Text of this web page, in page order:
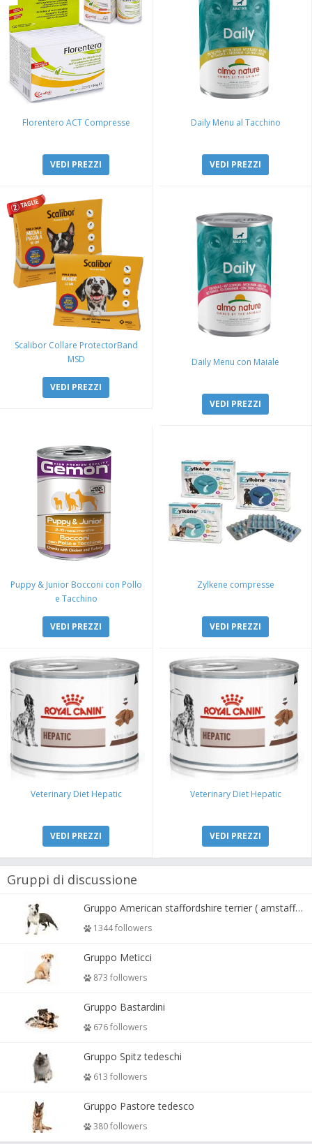
Florentero ACT Compresse
VEDI PREZZI
Daily Menu al Tacchino
VEDI PREZZI
Scalibor Collare ProtectorBand
MSD
VEDI PREZZI
Daily Menu con Maiale
VEDI PREZZI
Puppy & Junior Bocconi con Pollo
e Tacchino
VEDI PREZZI
Zylkene compresse
VEDI PREZZI
Veterinary Diet Hepatic
VEDI PREZZI
Veterinary Diet Hepatic
VEDI PREZZI
Gruppi di discussione
Gruppo American staffordshire terrier ( amstaff, amastaff )
1344 followers
Gruppo Meticci
873 followers
Gruppo Bastardini
676 followers
Gruppo Spitz tedeschi
613 followers
Gruppo Pastore tedesco
380 followers